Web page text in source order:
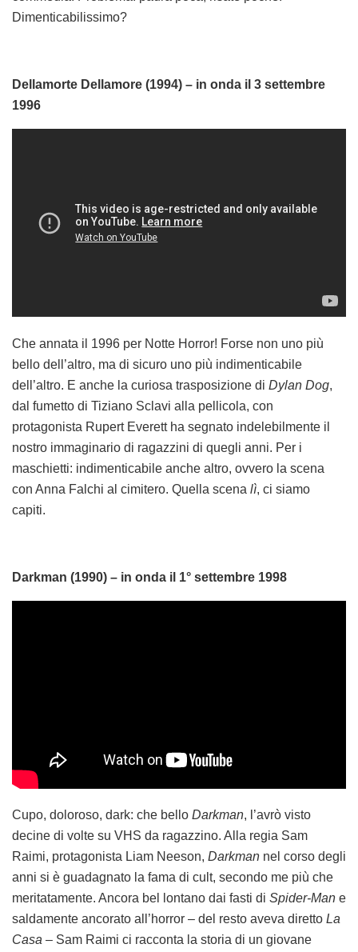
Dimenticabilissimo?
Dellamorte Dellamore (1994) – in onda il 3 settembre
1996
Che annata il 1996 per Notte Horror! Forse non uno più
bello dell’altro, ma di sicuro uno più indimenticabile
dell’altro. E anche la curiosa trasposizione di Dylan Dog,
dal fumetto di Tiziano Sclavi alla pellicola, con
protagonista Rupert Everett ha segnato indelebilmente il
nostro immaginario di ragazzini di quegli anni. Per i
maschietti: indimenticabile anche altro, ovvero la scena
con Anna Falchi al cimitero. Quella scena lì, ci siamo
capiti.
Darkman (1990) – in onda il 1° settembre 1998
Cupo, doloroso, dark: che bello Darkman, l’avrò visto
decine di volte su VHS da ragazzino. Alla regia Sam
Raimi, protagonista Liam Neeson, Darkman nel corso degli
anni si è guadagnato la fama di cult, secondo me più che
meritatamente. Ancora bel lontano dai fasti di Spider-Man e
saldamente ancorato all’horror – del resto aveva diretto La
Casa – Sam Raimi ci racconta la storia di un giovane